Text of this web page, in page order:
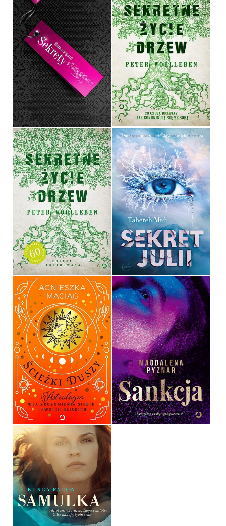
SEKRETY
SARA SHEPARD
OPRAWA MIĘKKA
36,90 ZŁ
SEKRETNE ŻYCIE DRZEW
PETER WOHLLEBEN
OPRAWA TWARDA
34,90 ZŁ
SEKRETNE ŻYCIE DRZEW
PETER WOHLLEBEN
OPRAWA TWARDA
44,90 ZŁ
SEKRET JULII
TAHEREH MAFI
OPRAWA MIĘKKA
34,90 ZŁ
ŚCIEŻKI DUSZY
AGNIESZKA MACIĄG
OPRAWA TWARDA
69,99 ZŁ
SANKCJA
MAGDALENA PYZNAR
OPRAWA MIĘKKA
49,99 ZŁ
SAMULKA
KINGA FACON
OPRAWA MIĘKKA